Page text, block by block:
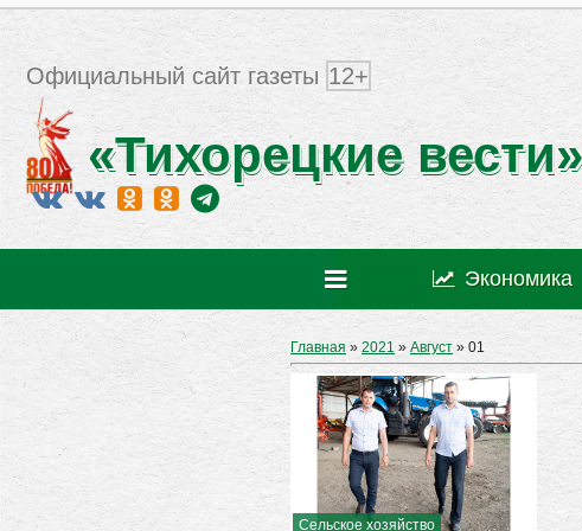
Официальный сайт газеты 12+
«Тихорецкие вести»
Экономика
Главная » 2021 » Август » 01
Сельское хозяйство